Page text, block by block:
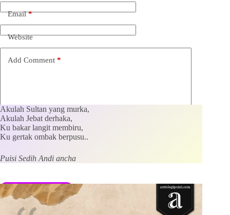
Email*
Website
Add Comment *
next time I comment.
Kirim Komentar
Akulah Sultan yang murka,
Akulah Jebat derhaka,
Ku bakar langit membiru,
Ku gertak ombak berpusu..
Puisi Sedih Andi ancha